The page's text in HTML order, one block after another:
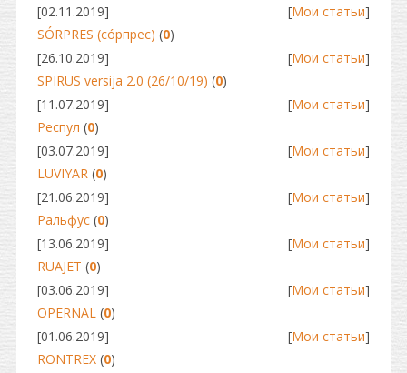
[02.11.2019] [Мои статьи]
SÓRPRES (сóрпрес) (0)
[26.10.2019]
[Мои статьи]
SPIRUS versija 2.0 (26/10/19) (0)
[11.07.2019]
[Мои статьи]
Респул (0)
[03.07.2019]
[Мои статьи]
LUVIYAR (0)
[21.06.2019]
[Мои статьи]
Ральфус (0)
[13.06.2019]
[Мои статьи]
RUAJET (0)
[03.06.2019]
[Мои статьи]
OPERNAL (0)
[01.06.2019]
[Мои статьи]
RONTREX (0)